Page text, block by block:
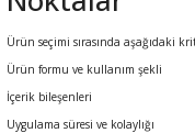
Ürün seçimi sırasında aşağıdaki
Ürün formu ve kullanım şekli
İçerik bileşenleri
Uygulama süresi ve kolaylığı